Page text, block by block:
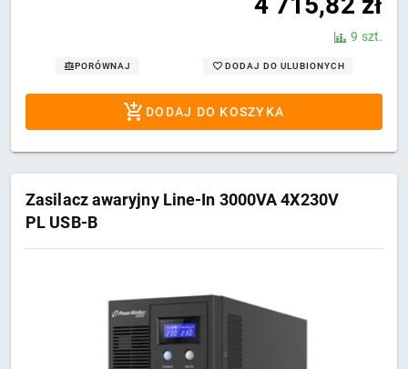
9 szt.
PORÓWNAJ DODAJ DO ULUBIONYCH
DODAJ DO KOSZYKA
Zasilacz awaryjny Line-In 3000VA 4X230V
PL USB-B